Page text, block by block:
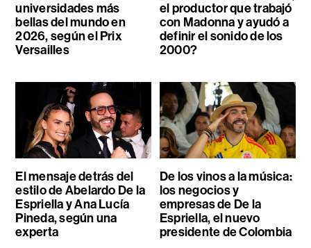
universidades más
bellas del mundo en
2026, según el Prix
Versailles
el productor que trabajó
con Madonna y ayudó a
definir el sonido de los
2000?
El mensaje detrás del
estilo de Abelardo De la
Espriella y Ana Lucía
Pineda, según una
experta
De los vinos a la música:
los negocios y
empresas de De la
Espriella, el nuevo
presidente de Colombia